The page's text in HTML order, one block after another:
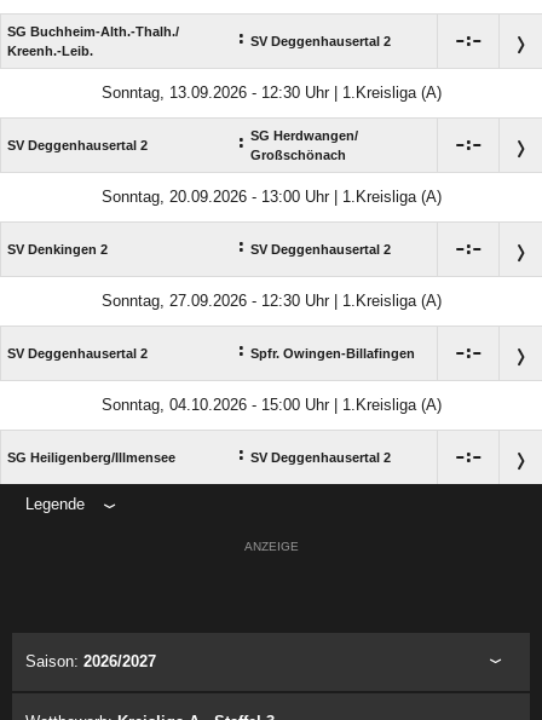
SG Buchheim-Alth.-Thalh./​
Kreenh.-Leib.
: SV Deggenhausertal 2 :
Sonntag, 13.09.2026 - 12:30 Uhr | 1.Kreisliga (A)
SV Deggenhausertal 2 : SG Herdwangen/​
Großschönach
:
Sonntag, 20.09.2026 - 13:00 Uhr | 1.Kreisliga (A)
SV Denkingen 2 : SV Deggenhausertal 2 :
Sonntag, 27.09.2026 - 12:30 Uhr | 1.Kreisliga (A)
SV Deggenhausertal 2 : Spfr. Owingen-Billafingen :
Sonntag, 04.10.2026 - 15:00 Uhr | 1.Kreisliga (A)
SG Heiligenberg/​Illmensee : SV Deggenhausertal 2 :
Legende
ANZEIGE
Saison: 2026/2027